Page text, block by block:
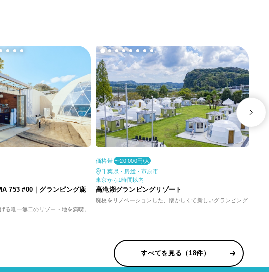
753 #00｜グランピング鹿
る唯一無二のリゾート地を満喫。
価格帯 〜20,000円/人
千葉県・房総・市原市
東京から1時間以内
高滝湖グランピングリゾート
廃校をリノベーションした、懐かしくて新しいグランピング
すべてを見る（18件）